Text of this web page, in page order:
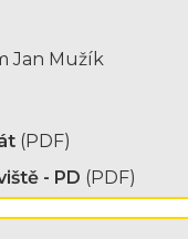
Jan Mužík
(PDF)
- PD (PDF)